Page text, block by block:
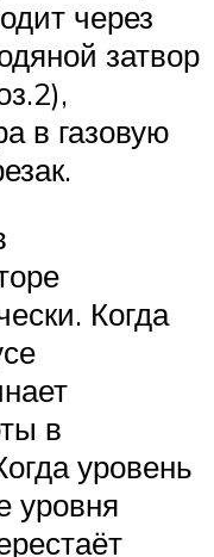
через
затвор
в газовую
Когда
в
уровень
уровня